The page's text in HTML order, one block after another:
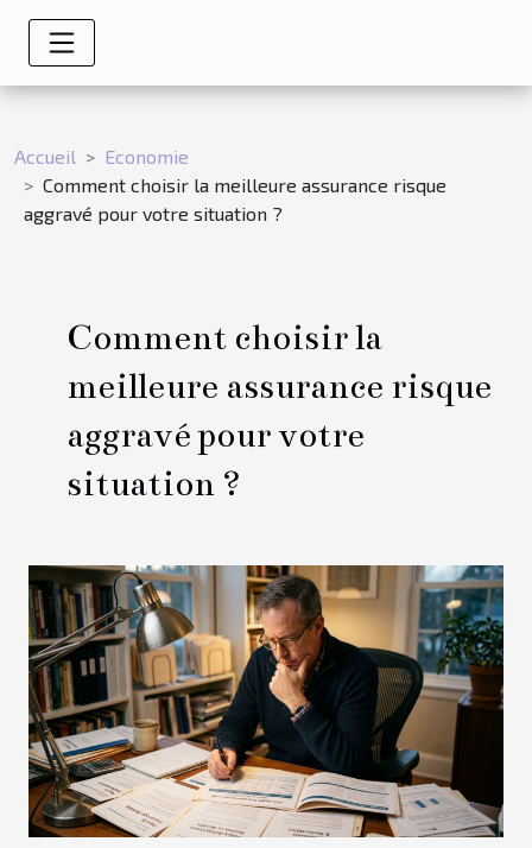
Accueil
Economie
Comment choisir la meilleure assurance risque
aggravé pour votre situation ?
Comment choisir la
meilleure assurance risque
aggravé pour votre
situation ?